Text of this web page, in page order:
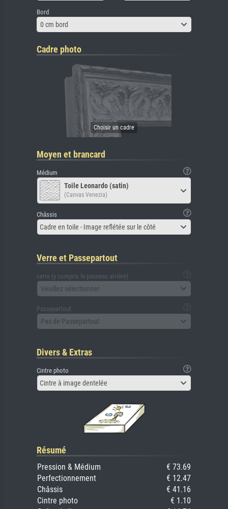
Bord
0 cm bord
Cadre photo
Moyen et brancard
Médium
Toile Leonardo (satin)
(Canvas Venezia)
Châssis
Cadre en toile - Image reflétée sur le côté
Verre et Passepartout
verre (y compris le panneau arrière)
Veuillez sélectionner
Passepartout
Pas de Passepartout
Divers & Extras
Cintre photo
Cintre à image dentelée
Résumé
Pression & Médium
€ 73.69
Perfectionnement
€ 12.47
Châssis
€ 41.16
Cintre photo
€ 1.10